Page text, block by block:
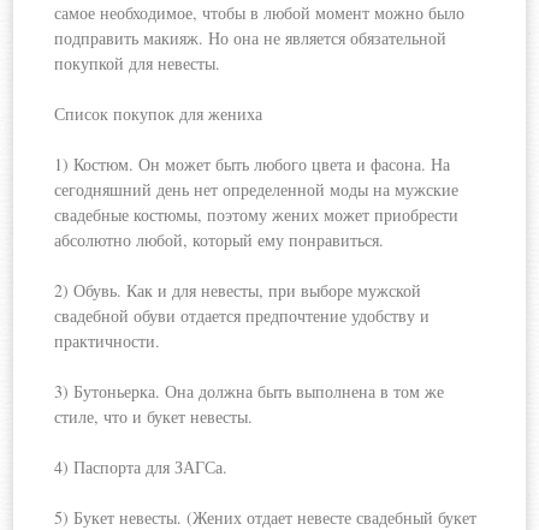
самое необходимое, чтобы в любой момент можно было
подправить макияж. Но она не является обязательной
покупкой для невесты.
Список покупок для жениха
1) Костюм. Он может быть любого цвета и фасона. На
сегодняшний день нет определенной моды на мужские
свадебные костюмы, поэтому жених может приобрести
абсолютно любой, который ему понравиться.
2) Обувь. Как и для невесты, при выборе мужской
свадебной обуви отдается предпочтение удобству и
практичности.
3) Бутоньерка. Она должна быть выполнена в том же
стиле, что и букет невесты.
4) Паспорта для ЗАГСа.
5) Букет невесты. (Жених отдает невесте свадебный букет